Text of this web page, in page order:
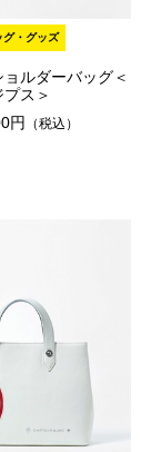
グ・グッズ
ルダーバッグ＜
プス＞
円
（税込）